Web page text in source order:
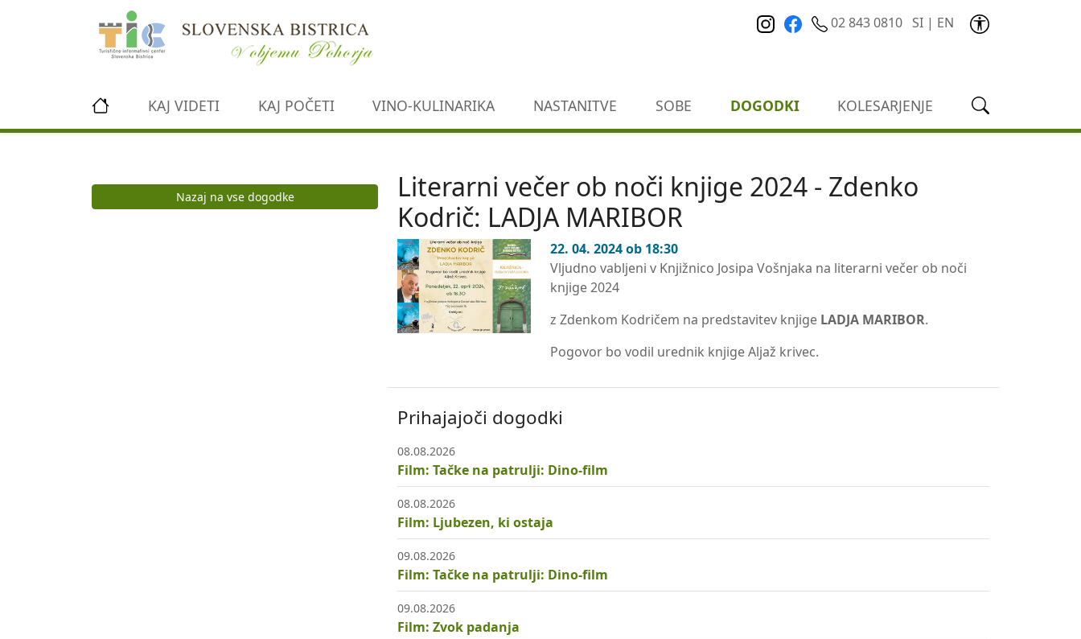
02 843 0810 SI | EN
KAJ VIDETI KAJ POČETI VINO-KULINARIKA NASTANITVE SOBE DOGODKI KOLESARJENJE
Nazaj na vse dogodke
Literarni večer ob noči knjige 2024 - Zdenko
Kodrič: LADJA MARIBOR
22. 04. 2024 ob 18:30
Vljudno vabljeni v Knjižnico Josipa Vošnjaka na literarni večer ob noči
knjige 2024
z Zdenkom Kodričem na predstavitev knjige LADJA MARIBOR.
Pogovor bo vodil urednik knjige Aljaž krivec.
Prihajajoči dogodki
08.08.2026
Film: Tačke na patrulji: Dino-film
08.08.2026
Film: Ljubezen, ki ostaja
09.08.2026
Film: Tačke na patrulji: Dino-film
09.08.2026
Film: Zvok padanja